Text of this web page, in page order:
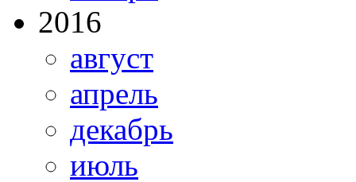
2016
август
апрель
декабрь
июль